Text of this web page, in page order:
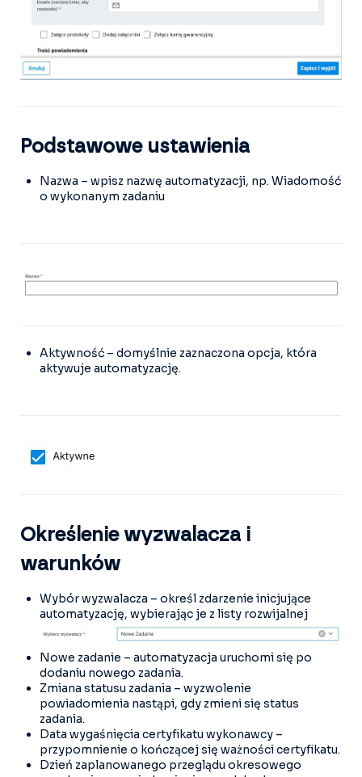
Podstawowe ustawienia
Nazwa – wpisz nazwę automatyzacji, np. Wiadomość
o wykonanym zadaniu
Aktywność – domyślnie zaznaczona opcja, która
aktywuje automatyzację.
Określenie wyzwalacza i
warunków
Wybór wyzwalacza – określ zdarzenie inicjujące
automatyzację, wybierając je z listy rozwijalnej
Nowe zadanie – automatyzacja uruchomi się po
dodaniu nowego zadania.
Zmiana statusu zadania – wyzwolenie
powiadomienia nastąpi, gdy zmieni się status
zadania.
Data wygaśnięcia certyfikatu wykonawcy –
przypomnienie o kończącej się ważności certyfikatu.
Dzień zaplanowanego przeglądu okresowego